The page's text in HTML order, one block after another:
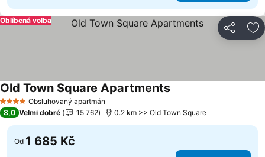
Sdílet
Oblíbená volba
4 Počet hvězdiček
Obsluhovaný apartmán
Old Town Square Apartments
8,0 Velmi dobré 15 762 0.2 km >> Old Town Square
Od 1 685 Kč